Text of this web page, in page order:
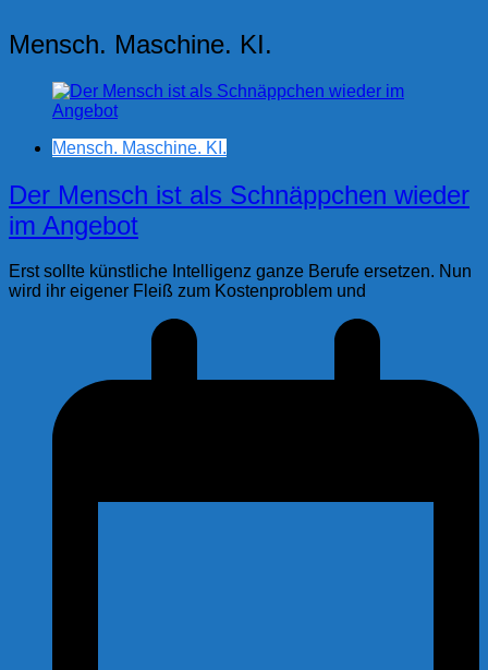
Mensch. Maschine. KI.
Mensch. Maschine. KI.
Der Mensch ist als Schnäppchen wieder
im Angebot
Erst sollte künstliche Intelligenz ganze Berufe ersetzen. Nun
wird ihr eigener Fleiß zum Kostenproblem und